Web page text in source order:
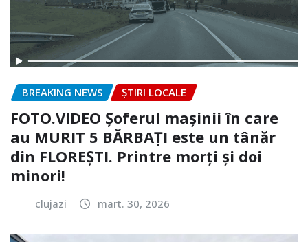
BREAKING NEWS ȘTIRI LOCALE
FOTO.VIDEO Șoferul mașinii în care
au MURIT 5 BĂRBAȚI este un tânăr
din FLOREȘTI. Printre morți și doi
minori!
clujazi mart. 30, 2026